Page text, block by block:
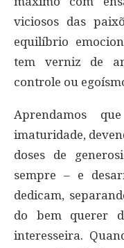
viciosos das
equilíbrio
tem verniz de
controle ou
Aprendamos
imaturidade,
doses de
sempre – e
dedicam,
do bem querer
interesseira.